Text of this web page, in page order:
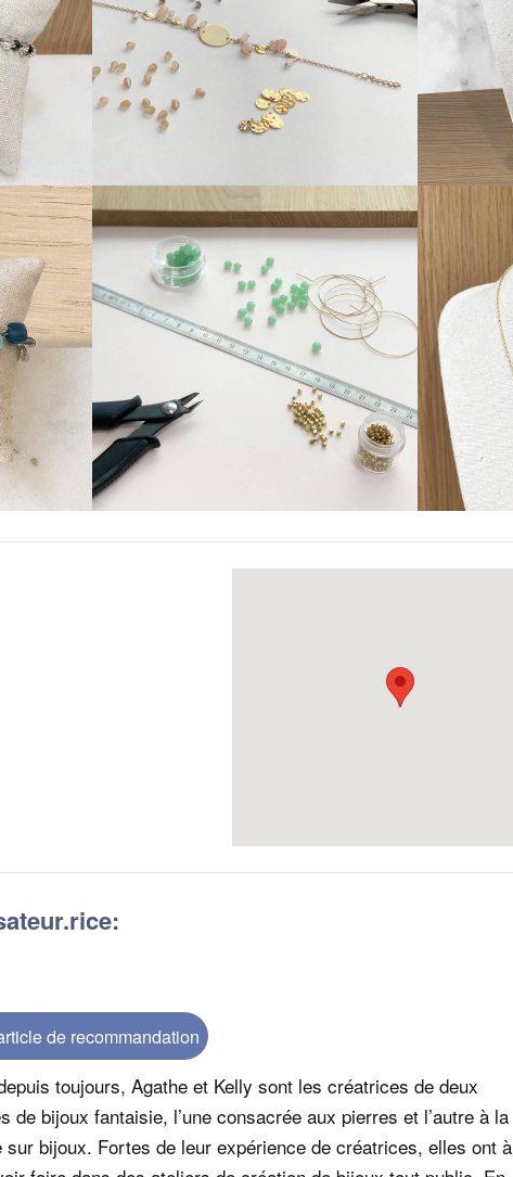
de recommandation
toujours, Agathe et Kelly sont les créatrices de deux
de bijoux fantaisie, l’une consacrée aux pierres et l’autre à la
sur bijoux. Fortes de leur expérience de créatrices, elles ont à